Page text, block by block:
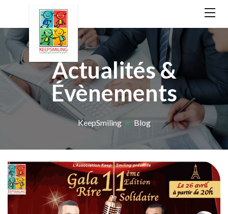
Actualités &
Évènements
KeepSmiling • Blog